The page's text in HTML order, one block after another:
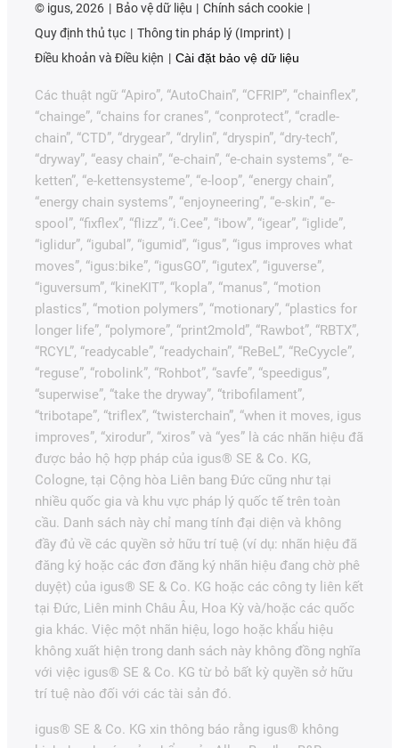
© igus, 2026 Bảo vệ dữ liệu
Chính sách cookie
Quy định thủ tục
Thông tin pháp lý (Imprint)
Điều khoản và Điều kiện
Cài đặt bảo vệ dữ liệu
Các thuật ngữ “Apiro”, “AutoChain”, “CFRIP”, “chainflex”,
“chainge”, “chains for cranes”, “conprotect”, “cradle-
chain”, “CTD”, “drygear”, “drylin”, “dryspin”, “dry-tech”,
“dryway”, “easy chain”, “e-chain”, “e-chain systems”, “e-
ketten”, “e-kettensysteme”, “e-loop”, “energy chain”,
“energy chain systems”, “enjoyneering”, “e-skin”, “e-
spool”, “fixflex”, “flizz”, “i.Cee”, “ibow”, “igear”, “iglide”,
“iglidur”, “igubal”, “igumid”, “igus”, “igus improves what
moves”, “igus:bike”, “igusGO”, “igutex”, “iguverse”,
“iguversum”, “kineKIT”, “kopla”, “manus”, “motion
plastics”, “motion polymers”, “motionary”, “plastics for
longer life”, “polymore”, “print2mold”, “Rawbot”, “RBTX”,
“RCYL”, “readycable”, “readychain”, “ReBeL”, “ReCyycle”,
“reguse”, “robolink”, “Rohbot”, “savfe”, “speedigus”,
“superwise”, “take the dryway”, “tribofilament”,
“tribotape”, “triflex”, “twisterchain”, “when it moves, igus
improves”, “xirodur”, “xiros” và “yes” là các nhãn hiệu đã
được bảo hộ hợp pháp của igus® SE & Co. KG,
Cologne, tại Cộng hòa Liên bang Đức cũng như tại
nhiều quốc gia và khu vực pháp lý quốc tế trên toàn
cầu. Danh sách này chỉ mang tính đại diện và không
đầy đủ về các quyền sở hữu trí tuệ (ví dụ: nhãn hiệu đã
đăng ký hoặc các đơn đăng ký nhãn hiệu đang chờ phê
duyệt) của igus® SE & Co. KG hoặc các công ty liên kết
tại Đức, Liên minh Châu Âu, Hoa Kỳ và/hoặc các quốc
gia khác. Việc một nhãn hiệu, logo hoặc khẩu hiệu
không xuất hiện trong danh sách này không đồng nghĩa
với việc igus® SE & Co. KG từ bỏ bất kỳ quyền sở hữu
trí tuệ nào đối với các tài sản đó.
igus® SE & Co. KG xin thông báo rằng igus® không